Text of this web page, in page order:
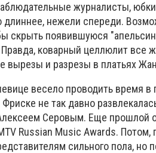
журналисты,
нежели спереди.
скрыть появившуюся
коварный целлюлит все
вырезы и разрезы в платьях
весело проводить время в
не так давно
Серовым. Еще прошлой
Russian Music Awards. Потом,
сильного пола, но